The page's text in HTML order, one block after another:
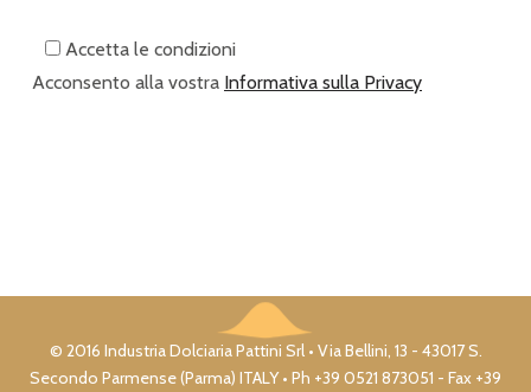
Accetta le condizioni
Acconsento alla vostra Informativa sulla Privacy
© 2016 Industria Dolciaria Pattini Srl • Via Bellini, 13 - 43017 S.
Secondo Parmense (Parma) ITALY • Ph +39 0521 873051 - Fax +39